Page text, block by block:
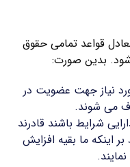
قواعد تمامی حقوق
بدین صورت:
نیاز جهت عضویت در
می شوند.
شرایط باشند قادرند
اینکه ما بقیه افزایش